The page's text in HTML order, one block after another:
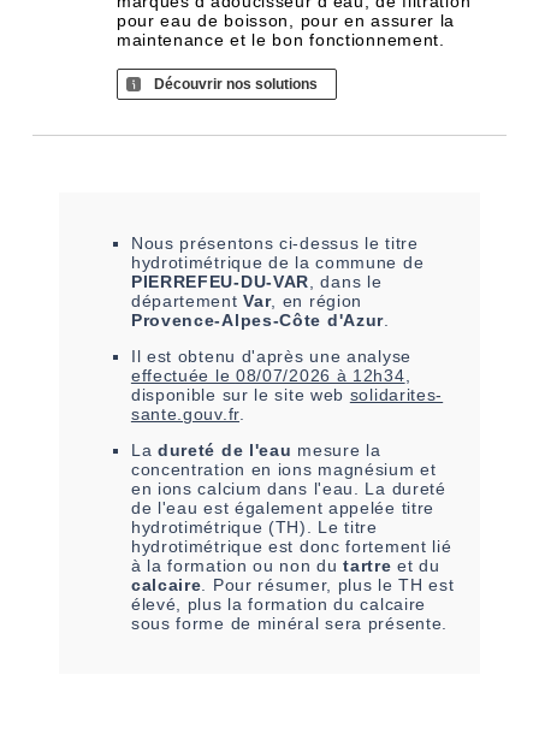
pour eau de boisson, pour en assurer la
maintenance et le bon fonctionnement.
Découvrir nos solutions
Nous présentons ci-dessus le titre
hydrotimétrique de la commune de
PIERREFEU-DU-VAR , dans le
départementVar, en région
Provence-Alpes-Côte d'Azur
Il est obtenu d'après une analyse
effectuée le 08/07/2026 à 12h34
disponible sur le site web solidarites-
sante.gouv.fr.
La dureté de l'eau mesure la
concentration en ions magnésium et
en ions calcium dans l'eau. La dureté
de l'eau est également appelée titre
hydrotimétrique (TH). Le titre
hydrotimétrique est donc fortement lié
à la formation ou non dutartre et du
calcaire . Pour résumer, plus le TH est
élevé, plus la formation du calcaire
sous forme de minéral sera présente.